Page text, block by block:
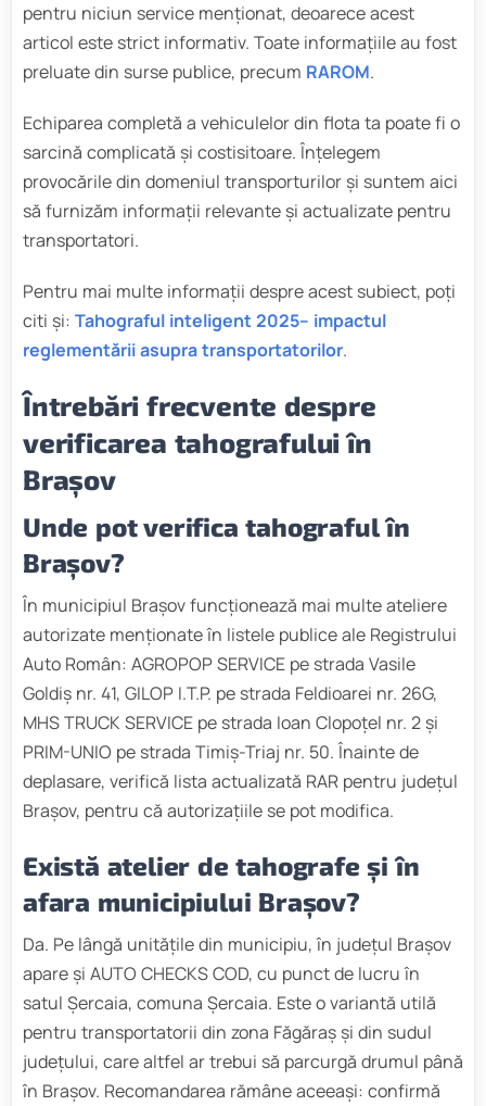
pentru niciun service menționat, deoarece acest
articol este strict informativ. Toate informațiile au fost
preluate din surse publice, precum RAROM.
Echiparea completă a vehiculelor din flota ta poate fi o
sarcină complicată și costisitoare. Înțelegem
provocările din domeniul transporturilor și suntem aici
să furnizăm informații relevante și actualizate pentru
transportatori.
Pentru mai multe informații despre acest subiect, poți
citi și: Tahograful inteligent 2025– impactul
reglementării asupra transportatorilor.
Întrebări frecvente despre
verificarea tahografului în
Brașov
Unde pot verifica tahograful în
Brașov?
În municipiul Brașov funcționează mai multe ateliere
autorizate menționate în listele publice ale Registrului
Auto Român: AGROPOP SERVICE pe strada Vasile
Goldiș nr. 41, GILOP I.T.P. pe strada Feldioarei nr. 26G,
MHS TRUCK SERVICE pe strada Ioan Clopoțel nr. 2 și
PRIM-UNIO pe strada Timiș-Triaj nr. 50. Înainte de
deplasare, verifică lista actualizată RAR pentru județul
Brașov, pentru că autorizațiile se pot modifica.
Există atelier de tahografe și în
afara municipiului Brașov?
Da. Pe lângă unitățile din municipiu, în județul Brașov
apare și AUTO CHECKS COD, cu punct de lucru în
satul Șercaia, comuna Șercaia. Este o variantă utilă
pentru transportatorii din zona Făgăraș și din sudul
județului, care altfel ar trebui să parcurgă drumul până
în Brașov. Recomandarea rămâne aceeași: confirmă